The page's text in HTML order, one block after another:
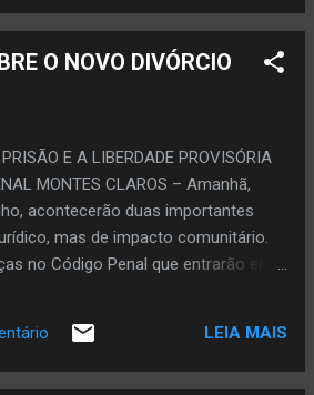
para a Eletroporto. Por ter
Aspirante, a Janaúba
e um de Allan Aguiar. Já pela
garantiu a vaga ao derrotar a
dois gols de Patrick Aguiar e um de
O NOVO DIVÓRCIO
E A LIBERDADE PROVISÓRIA
MONTES CLAROS – Amanhã,
acontecerão duas importantes
mas de impacto comunitário.
no Código Penal que entrarão em
e Divórcio: Prisão e Liberdade.
boas idéias”. O seminário
no auditório da AMAMS
LEIA MAIS